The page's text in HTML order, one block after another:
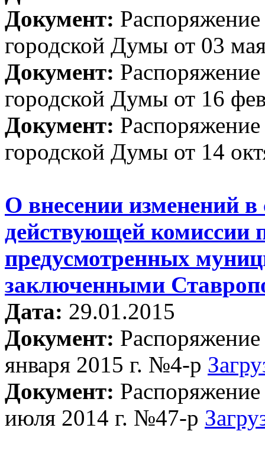
Документ: Распоряжение
городской Думы от 03
Документ: Распоряжение
городской Думы от 16
Документ: Распоряжение
городской Думы от 14
О внесении изменений в
действующей комиссии
предусмотренных
заключенными
Дата: 29.01.2015
Документ:
января 2015 г. №4-р
Документ:
июля 2014 г. №47-р